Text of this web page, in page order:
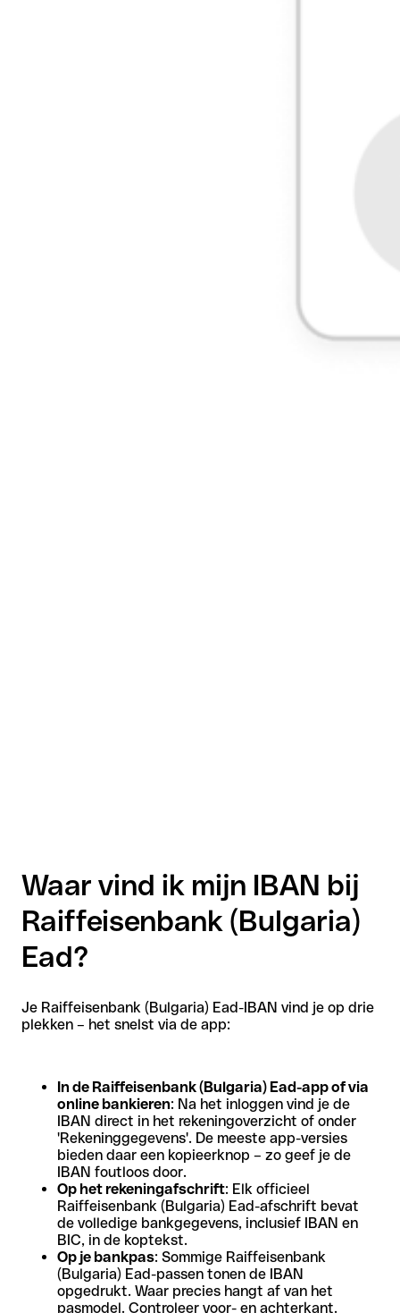
Waar vind ik mijn IBAN bij
Raiffeisenbank (Bulgaria)
Ead?
Je Raiffeisenbank (Bulgaria) Ead-IBAN vind je op drie
plekken – het snelst via de app:
In de Raiffeisenbank (Bulgaria) Ead-app of via
online bankieren: Na het inloggen vind je de
IBAN direct in het rekeningoverzicht of onder
'Rekeninggegevens'. De meeste app-versies
bieden daar een kopieerknop – zo geef je de
IBAN foutloos door.
Op het rekeningafschrift: Elk officieel
Raiffeisenbank (Bulgaria) Ead-afschrift bevat
de volledige bankgegevens, inclusief IBAN en
BIC, in de koptekst.
Op je bankpas: Sommige Raiffeisenbank
(Bulgaria) Ead-passen tonen de IBAN
opgedrukt. Waar precies hangt af van het
pasmodel. Controleer voor- en achterkant.